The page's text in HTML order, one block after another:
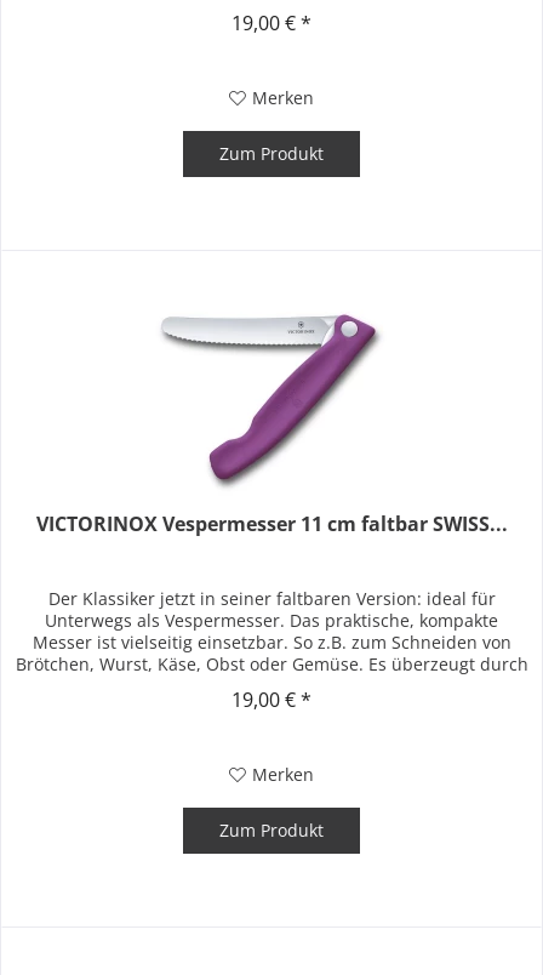
19,00 € *
Merken
Zum Produkt
VICTORINOX Vespermesser 11 cm faltbar SWISS...
Der Klassiker jetzt in seiner faltbaren Version: ideal für
Unterwegs als Vespermesser. Das praktische, kompakte
Messer ist vielseitig einsetzbar. So z.B. zum Schneiden von
Brötchen, Wurst, Käse, Obst oder Gemüse. Es überzeugt durch
19,00 € *
Merken
Zum Produkt